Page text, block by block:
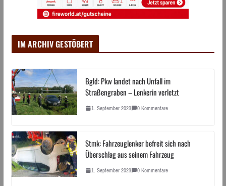
IM ARCHIV GESTÖBERT
Bgld: Pkw landet nach Unfall im
Straßengraben – Lenkerin verletzt
1. September 2023 0 Kommentare
Stmk: Fahrzeuglenker befreit sich nach
Überschlag aus seinem Fahrzeug
1. September 2023 0 Kommentare